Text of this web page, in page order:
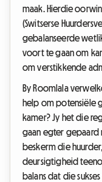
maak. Hierdie
(Switserse
gebalanseerde
voort te gaan om
om verstikkende
By Roomlala
help om potensiële
kamer? Jy het die
gaan egter gepaard
beskerm die
deursigtigheid
balans dat die